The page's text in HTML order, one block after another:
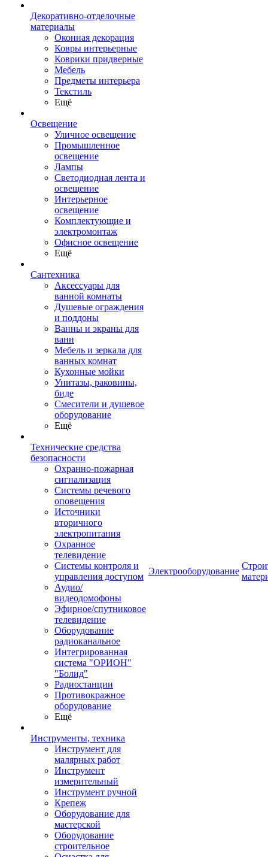
Декоративно-отделочные
материалы
Оконная декорация
Ковры интерьерные
Коврики придверные
Мебель
Предметы интерьера
Текстиль
Ещё
Освещение
Уличное освещение
Промышленное
освещение
Лампы
Светодиодная лента и
освещение
Интерьерное
освещение
Комплектующие и
электромонтаж
Офисное освещение
Ещё
Сантехника
Аксессуары для
ванной комнаты
Душевые ограждения
и поддоны
Ванны и экраны для
ванн
Мебель и зеркала для
ванных комнат
Кухонные мойки
Унитазы, раковины,
биде
Смесители и душевое
оборудование
Ещё
Технические средства
безопасности
Охранно-пожарная
сигнализация
Системы речевого
оповещения
Источники
вторичного
электропитания
Охранное
телевидение
Системы контроля и
управления доступом
Аудио/
видеодомофоны
Эфирное/спутниковое
телевидение
Оборудование
радиоканальное
Интегрированная
система "ОРИОН"
"Болид"
Радиостанции
Противокражное
оборудование
Ещё
Инструменты, техника
Инструмент для
малярных работ
Инструмент
измерительный
Инструмент ручной
Крепеж
Оборудование для
мастерской
Оборудование
строительное
Электрооборудование